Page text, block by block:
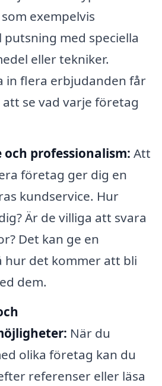
exempelvis
med speciella
eller tekniker.
in flera erbjudanden får
se vad varje företag
och professionalism: Att
företag ger dig en
kundservice. Hur
Är de villiga att svara
Det kan ge en
hur det kommer att bli
dem.
När du
olika företag kan du
referenser eller läsa